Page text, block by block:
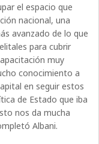
el espacio que
nacional, una
avanzado de lo que
para cubrir
muy
conocimiento a
en seguir estos
de Estado que iba
nos da mucha
Albani.